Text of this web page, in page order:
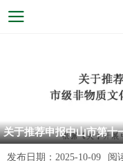
关于推荐申报中山市第十
公示
发布日期： 2025-10-09 阅